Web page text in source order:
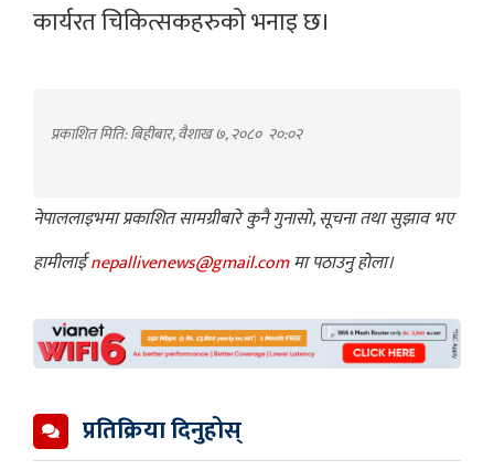
कार्यरत चिकित्सकहरुको भनाइ छ।
प्रकाशित मिति: बिहीबार, वैशाख ७, २०८० २०:०२
नेपाललाइभमा प्रकाशित सामग्रीबारे कुनै गुनासो, सूचना तथा सुझाव भए
हामीलाईnepallivenews@gmail.comमा पठाउनु होला।
प्रतिक्रिया दिनुहोस्